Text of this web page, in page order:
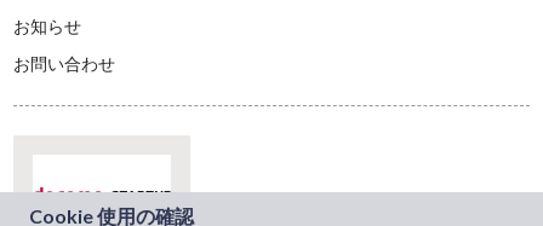
お知らせ
お問い合わせ